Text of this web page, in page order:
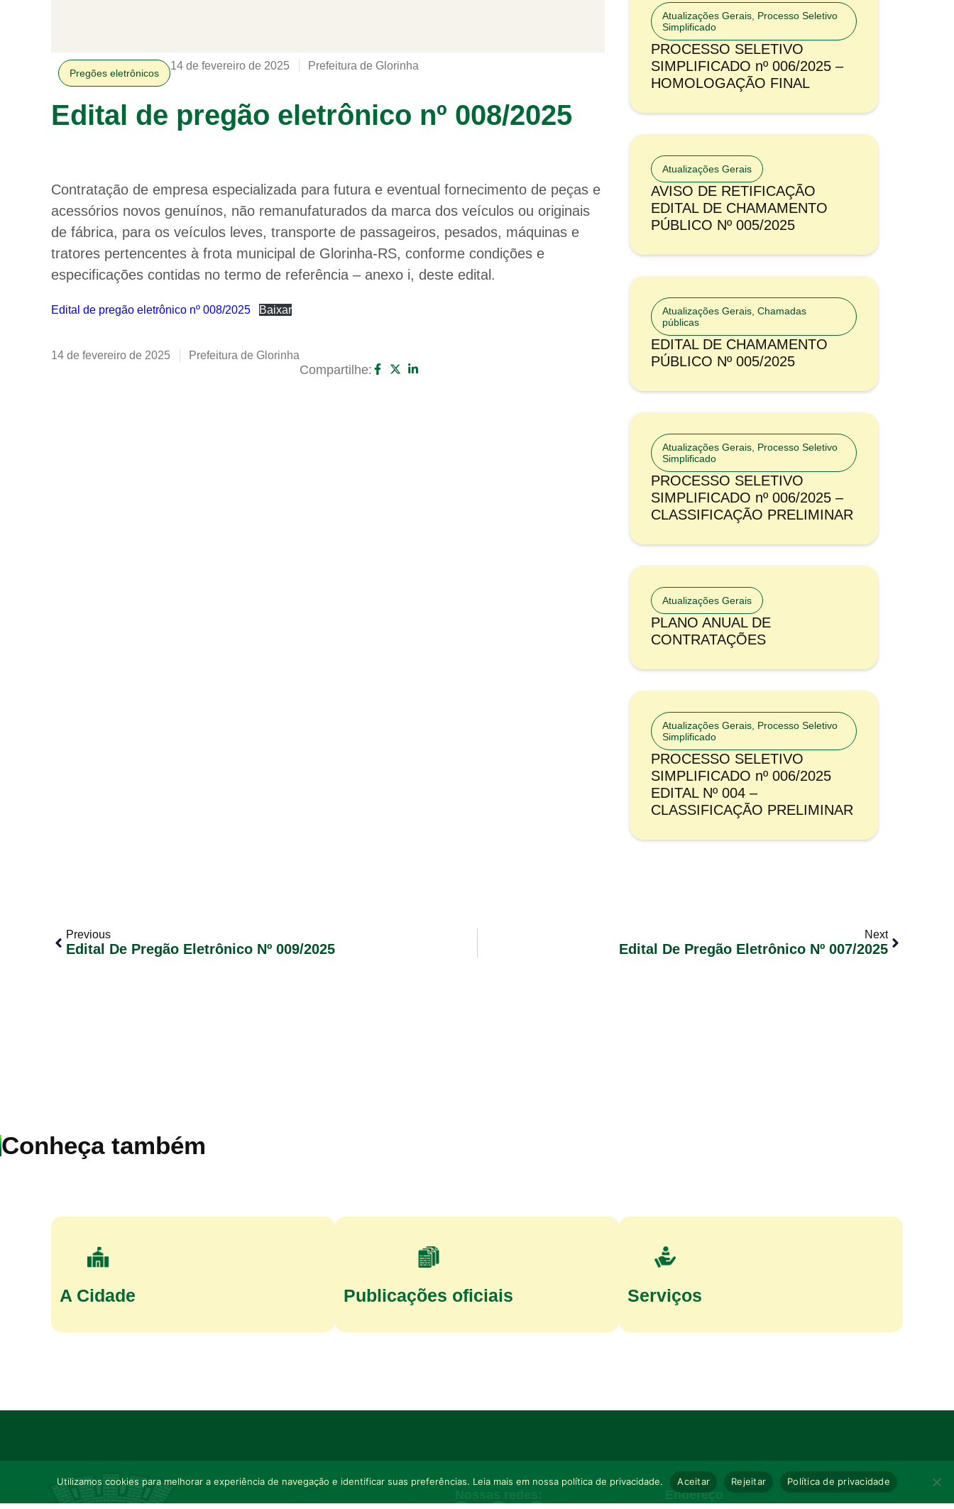
Pregões eletrônicos
14 de fevereiro de 2025 Prefeitura de Glorinha
Edital de pregão eletrônico nº 008/2025
Contratação de empresa especializada para futura e eventual fornecimento de peças e
acessórios novos genuínos, não remanufaturados da marca dos veículos ou originais
de fábrica, para os veículos leves, transporte de passageiros, pesados, máquinas e
tratores pertencentes à frota municipal de Glorinha-RS, conforme condições e
especificações contidas no termo de referência – anexo i, deste edital.
Edital de pregão eletrônico nº 008/2025 Baixar
14 de fevereiro de 2025 Prefeitura de Glorinha
Compartilhe:
Atualizações Gerais Processo Seletivo
Simplificado
PROCESSO SELETIVO
SIMPLIFICADO nº 006/2025 –
HOMOLOGAÇÃO FINAL
Atualizações Gerais
AVISO DE RETIFICAÇÃO
EDITAL DE CHAMAMENTO
PÚBLICO Nº 005/2025
Atualizações Gerais Chamadas
públicas
EDITAL DE CHAMAMENTO
PÚBLICO Nº 005/2025
Atualizações Gerais Processo Seletivo
Simplificado
PROCESSO SELETIVO
SIMPLIFICADO nº 006/2025 –
CLASSIFICAÇÃO PRELIMINAR
Atualizações Gerais
PLANO ANUAL DE
CONTRATAÇÕES
Atualizações Gerais Processo Seletivo
Simplificado
PROCESSO SELETIVO
SIMPLIFICADO nº 006/2025
EDITAL Nº 004 –
CLASSIFICAÇÃO PRELIMINAR
Previous
Edital De Pregão Eletrônico Nº 009/2025
Next
Edital De Pregão Eletrônico Nº 007/2025
Conheça também
A Cidade Publicações oficiais Serviços
Endereço
Utilizamos cookies para melhorar a experiência de navegação e identificar suas preferências. Leia mais em nossa política de privacidade. Aceitar Rejeitar Política de privacidade